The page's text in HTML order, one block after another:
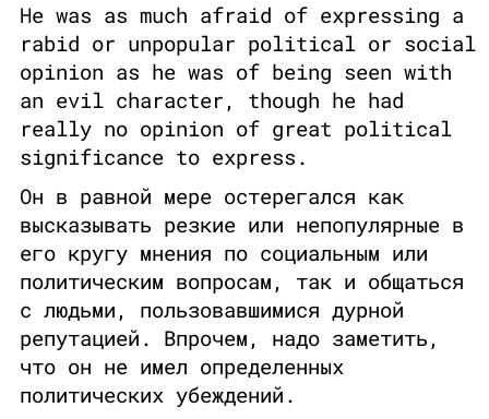
He was as much afraid of expressing a
rabid or unpopular political or social
opinion as he was of being seen with
an evil character, though he had
really no opinion of great political
significance to express.
Он в равной мере остерегался как
высказывать резкие или непопулярные в
его кругу мнения по социальным или
политическим вопросам, так и общаться
с людьми, пользовавшимися дурной
репутацией. Впрочем, надо заметить,
что он не имел определенных
политических убеждений.